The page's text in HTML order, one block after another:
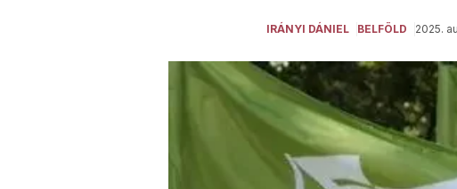
IRÁNYI DÁNIEL BELFÖLD 2025.